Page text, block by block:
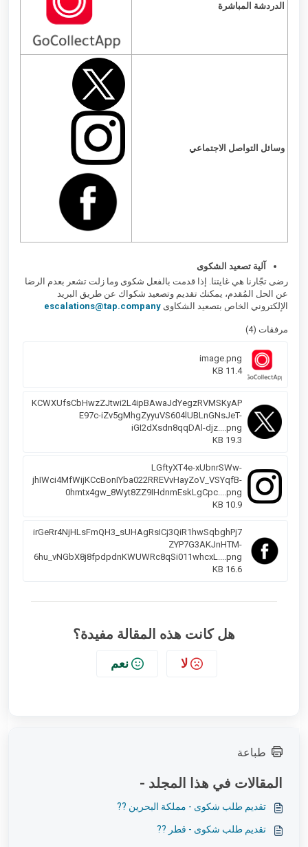
الدردشة المباشرة
وسائل التواصل الاجتماعي
آلية تصعيد الشكوى
رضى تجّارنا هي غايتنا. إذا قدمت بالفعل شكوى وما زلت تشعر بعدم الرضا
عن الحل المُقدم، يمكنك تقديم وتصعيد شكواك عن طريق البريد
الإلكتروني الخاص بتصعيد الشكاوى escalations@tap.company
مرفقات (4)
image.png
11.4 KB
KCWXUfsCbHwzZJtwi2L4ipBAwaJdYegzRVMSKyAP
E97c-iZv5gMhgZyyuVS604lUBLnGNsJeT-
iGI2dXsdn8qqDAl-djz....png
19.3 KB
LGftyXT4e-xUbnrSWw-
jhIWci4MfWijKCcBonIYba022RREVvHayZoV_VSYqfB-
0hmtx4gw_8Wyt8ZZ9IHdnmEskLgCpc....png
10.9 KB
irGeRr4NjHLsFmQH3_sUHAgRsICj3QiR1hwSqbghPj7
ZYP7G3AKJnHTM-
6hu_vNGbX8j8fpdpdnKWUWRc8qSi011whcxL....png
16.6 KB
هل كانت هذه المقالة مفيدة؟
لا نعم
طباعة
المقالات في هذا المجلد -
تقديم طلب شكوى - مملكة البحرين ??
تقديم طلب شكوى - قطر ??